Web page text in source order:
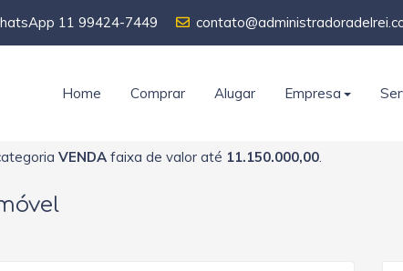
11 99424-7449
Home Comprar Alugar Empresa
VENDA faixa de valor até 11.150.000,00.